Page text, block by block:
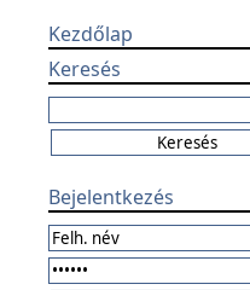
Kezdőlap
Keresés
Bejelentkezés